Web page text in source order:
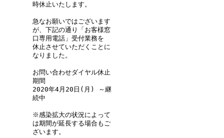
時休止いたします。
急なお願いではございます
が、下記の通り「お客様窓
口専用電話」受付業務を
休止させていただくことに
なりました。
お問い合わせダイヤル休止
期間
2020年4月20日(月) ～継
続中
※感染拡大の状況によって
は期間が延長する場合もご
ざいます。